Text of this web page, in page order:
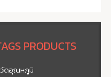
PRODUCTS
วัดอุณหภูมิ